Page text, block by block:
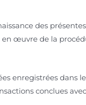
des
œuvre de la
enregistrées
conclues